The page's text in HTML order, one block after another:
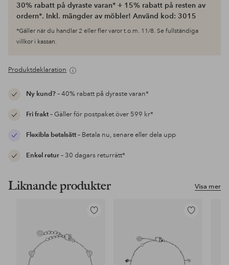
30% rabatt på dyraste varan* + 15% rabatt på resten av
ordern*. Inkl. mängder av möbler! Använd kod: 3015
*Gäller när du handlar 2 eller fler varor t.o.m. 11/8. Se fullständiga
villkor i kassan.
Produktdeklaration
Ny kund?– 40% rabatt på dyraste varan*
Fri frakt– Gäller för postpaket över 599 kr*
Flexibla betalsätt– Betala nu, senare eller dela upp
Enkel retur– 30 dagars returrätt*
Visa mer
Liknande produkter
Lägg
Lägg